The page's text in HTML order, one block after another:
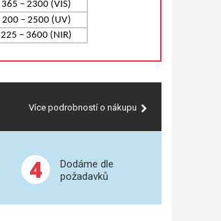
365 – 2300 (VIS)
200 – 2500 (UV)
225 – 3600 (NIR)
Více podrobností o nákupu
4
Dodáme dle
požadavků